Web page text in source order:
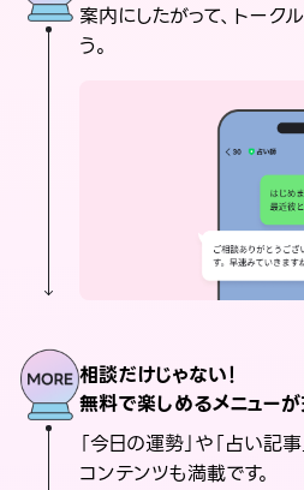
案内にしたがって、トーク
う。
相談だけじゃない！
無料で楽しめるメニュー
「今日の運勢」や「占い記
コンテンツも満載です。